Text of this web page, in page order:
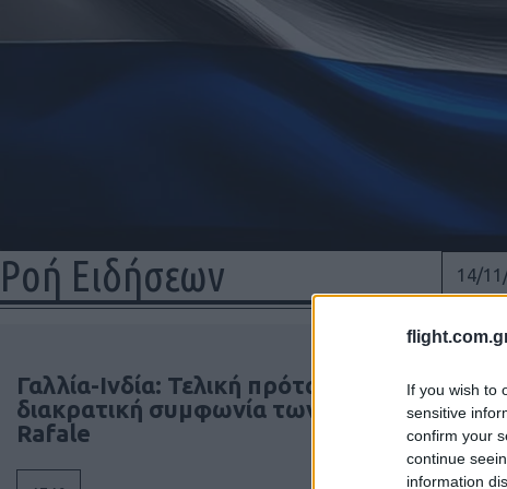
If you wish to
sensitive
confirm your
continue
information
Ροή Ειδήσεων
Γαλλία-Ινδία: Τελική πρόταση για τη
διακρατική συμφωνία των 114
Rafale
14/
Από